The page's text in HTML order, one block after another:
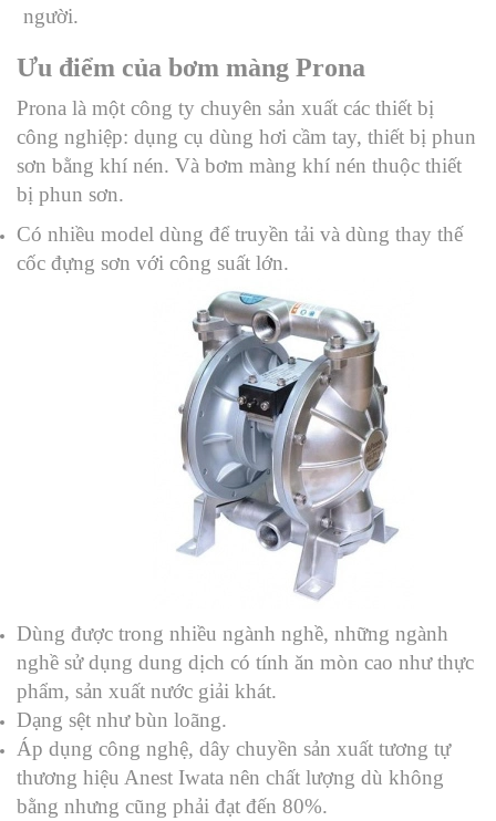
người.
Ưu điểm của bơm màng Prona
Prona là một công ty chuyên sản xuất các thiết bị
công nghiệp: dụng cụ dùng hơi cầm tay, thiết bị phun
sơn bằng khí nén. Và bơm màng khí nén thuộc thiết
bị phun sơn.
Có nhiều model dùng để truyền tải và dùng thay thế
cốc đựng sơn với công suất lớn.
Dùng được trong nhiều ngành nghề, những ngành
nghề sử dụng dung dịch có tính ăn mòn cao như thực
phẩm, sản xuất nước giải khát.
Dạng sệt như bùn loãng.
Áp dụng công nghệ, dây chuyền sản xuất tương tự
thương hiệu Anest Iwata nên chất lượng dù không
bằng nhưng cũng phải đạt đến 80%.